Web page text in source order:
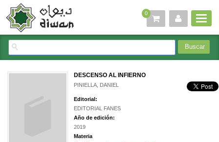
0
DESCENSO AL INFIERNO
PINIELLA, DANIEL
Editorial:
EDITORIAL FANES
Año de edición:
2019
Materia